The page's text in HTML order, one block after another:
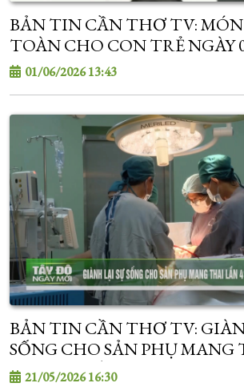
BẢN TIN CẦN THƠ TV:
TOÀN CHO CON TRẺ NGÀY
01/06/2026 13:43
BẢN TIN CẦN THƠ TV:
SỐNG CHO SẢN PHỤ
BỊ NHAU CÀI RĂNG LƯỢC
21/05/2026 16:30